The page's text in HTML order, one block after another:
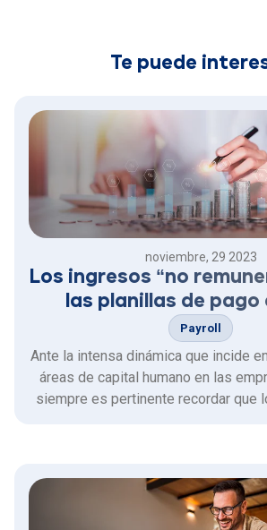
Te puede
noviembre, 29 2023
Los ingresos “no
las planillas de pago
Payroll
Ante la intensa dinámica que incide
áreas de capital humano en las
siempre es pertinente recordar que